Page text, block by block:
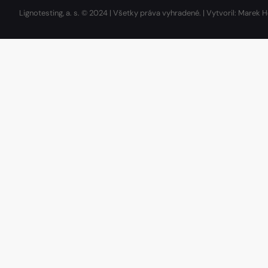
Lignotesting, a. s. © 2024 | Všetky práva vyhradené. | Vytvoril: Marek